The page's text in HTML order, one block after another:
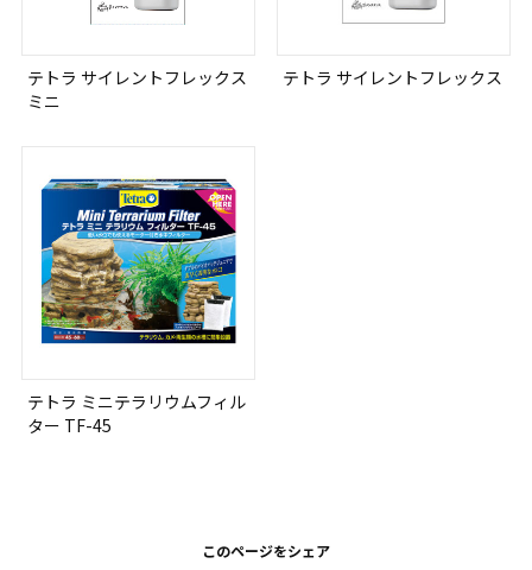
テトラ サイレントフレックス
ミニ
テトラ サイレントフレックス
テトラ ミニテラリウムフィル
ター TF-45
このページをシェア